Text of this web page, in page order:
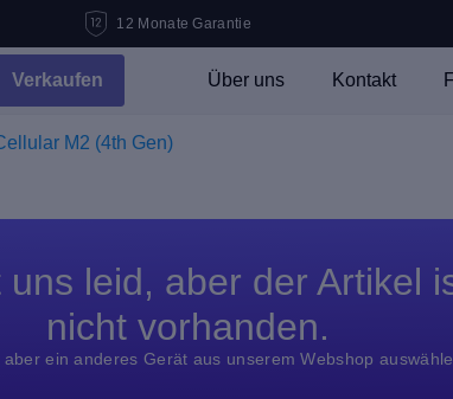
12 Monate Garantie
Verkaufen Über uns Kontakt
M2 (4th Gen)
uns leid, aber der Artikel
nicht vorhanden.
aber ein anderes Gerät aus unserem Webshop